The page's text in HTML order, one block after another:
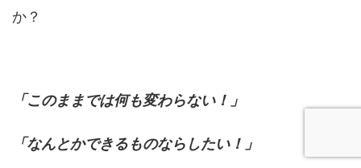
か？
「このままでは何も変わらない！」
「なんとかできるものならしたい！」